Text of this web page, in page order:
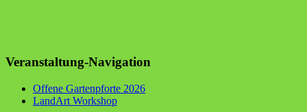
Veranstaltung-Navigation
Offe­ne Gar­ten­pfor­te 2026
Land­Art Workshop